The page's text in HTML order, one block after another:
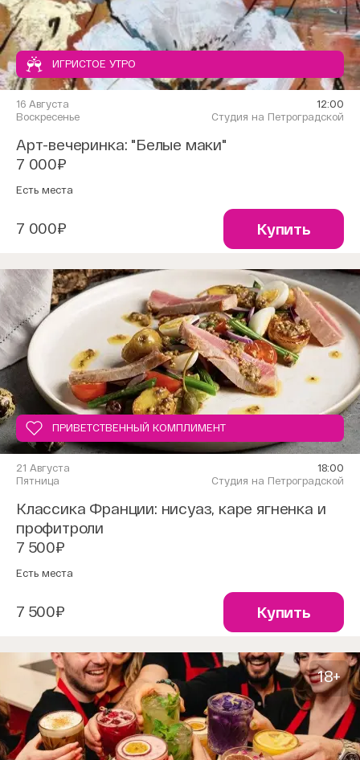
ИГРИСТОЕ УТРО
16 Августа
Воскресенье
12:00
Студия на Петроградской
Арт-вечеринка: "Белые маки"
7 000₽
Есть места
7 000₽ Купить
ПРИВЕТСТВЕННЫЙ КОМПЛИМЕНТ
21 Августа
Пятница
18:00
Студия на Петроградской
Классика Франции: нисуаз, каре ягненка и
профитроли
7 500₽
Есть места
7 500₽ Купить
18+